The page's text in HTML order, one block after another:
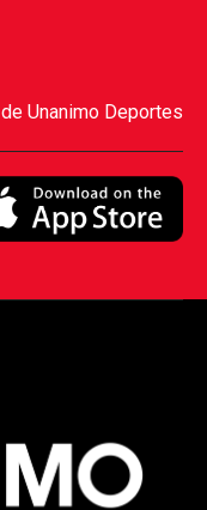
Unanimo Deportes